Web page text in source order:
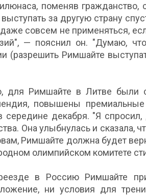
поменяв гражданство,
за другую страну
совсем не применяться,
— пояснил он. "Думаю,
(разрешить Римшайте
для Римшайте в Литве были
повышены
середине декабря. "Я
Она улыбнулась и сказала,
Римшайте должна будет
олимпийском комитете
в Россию Римшайте
ни условия для